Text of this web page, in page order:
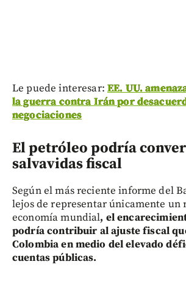
Le puede interesar: EE. UU.
la guerra contra Irán por
negociaciones
El petróleo podría
salvavidas fiscal
Según el más reciente informe del
lejos de representar únicamente un
economía mundial, el
podría contribuir al ajuste fiscal
Colombia en medio del elevado
cuentas públicas.